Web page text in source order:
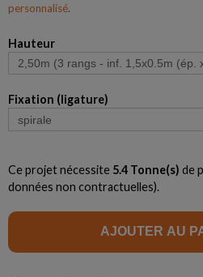
personnalisé.
Hauteur
Fixation (ligature)
Ce projet nécessite 5.4 Tonne(s) de
données non contractuelles).
AJOUTER AU